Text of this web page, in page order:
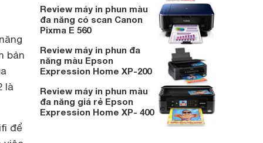
bản
là
để
Review máy in phun màu
đa năng có scan Canon
Pixma E 560
Review máy in phun đa
năng màu Epson
Expression Home XP-200
Review máy in phun màu
đa năng giá rẻ Epson
Expression Home XP- 400